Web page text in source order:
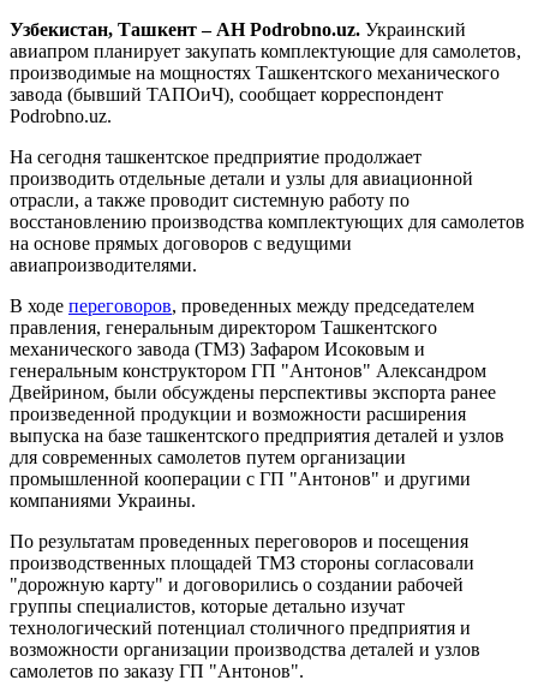
Узбекистан, Ташкент – АН Podrobno.uz. Украинский
авиапром планирует закупать комплектующие для самолетов,
производимые на мощностях Ташкентского механического
завода (бывший ТАПОиЧ), сообщает корреспондент
Podrobno.uz.
На сегодня ташкентское предприятие продолжает
производить отдельные детали и узлы для авиационной
отрасли, а также проводит системную работу по
восстановлению производства комплектующих для самолетов
на основе прямых договоров с ведущими
авиапроизводителями.
В ходе переговоров, проведенных между председателем
правления, генеральным директором Ташкентского
механического завода (ТМЗ) Зафаром Исоковым и
генеральным конструктором ГП "Антонов" Александром
Двейрином, были обсуждены перспективы экспорта ранее
произведенной продукции и возможности расширения
выпуска на базе ташкентского предприятия деталей и узлов
для современных самолетов путем организации
промышленной кооперации с ГП "Антонов" и другими
компаниями Украины.
По результатам проведенных переговоров и посещения
производственных площадей ТМЗ стороны согласовали
"дорожную карту" и договорились о создании рабочей
группы специалистов, которые детально изучат
технологический потенциал столичного предприятия и
возможности организации производства деталей и узлов
самолетов по заказу ГП "Антонов".